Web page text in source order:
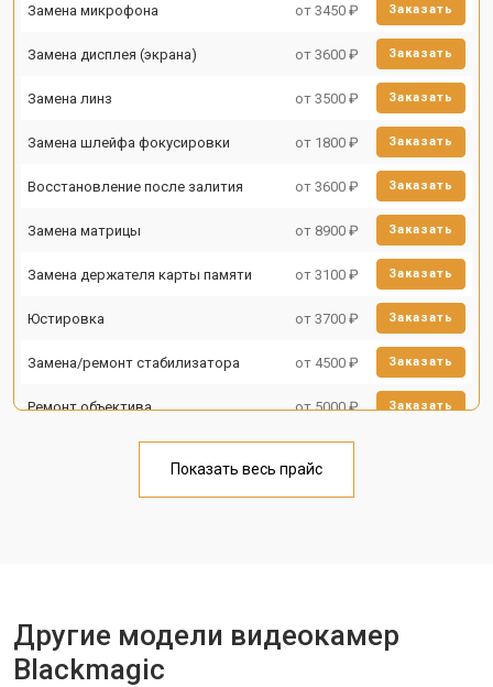
Замена микрофона от 3450 ₽ Заказать
Замена дисплея (экрана) от 3600 ₽ Заказать
Замена линз от 3500 ₽ Заказать
Замена шлейфа фокусировки от 1800 ₽ Заказать
Восстановление после залития от 3600 ₽ Заказать
Замена матрицы от 8900 ₽ Заказать
Замена держателя карты памяти от 3100 ₽ Заказать
Юстировка от 3700 ₽ Заказать
Замена/ремонт стабилизатора от 4500 ₽ Заказать
Ремонт объектива от 5000 ₽ Заказать
Показать весь прайс
Другие модели видеокамер
Blackmagic